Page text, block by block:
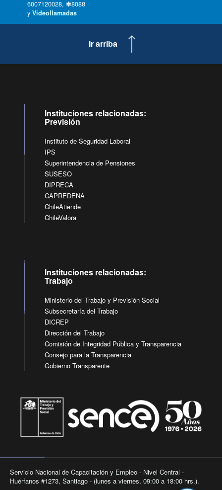
6007120028, ✽8088
y Videollamadas
Ir arriba
Instituciones relacionadas:
Previsión
Instituto de Seguridad Laboral
IPS
Superintendencia de Pensiones
SUSESO
DIPRECA
CAPREDENA
ChileAtiende
ChileValora
Instituciones relacionadas:
Trabajo
Ministerio del Trabajo y Previsión Social
Subsecretaría del Trabajo
DICREP
Dirección del Trabajo
Comisión de Integridad Pública y Transparencia
Consejo para la Transparencia
Gobierno Transparente
Servicio Nacional de Capacitación y Empleo - Nivel Central -
Huérfanos #1273, Santiago - (lunes a viernes, 09:00 a 18:00 hrs.).